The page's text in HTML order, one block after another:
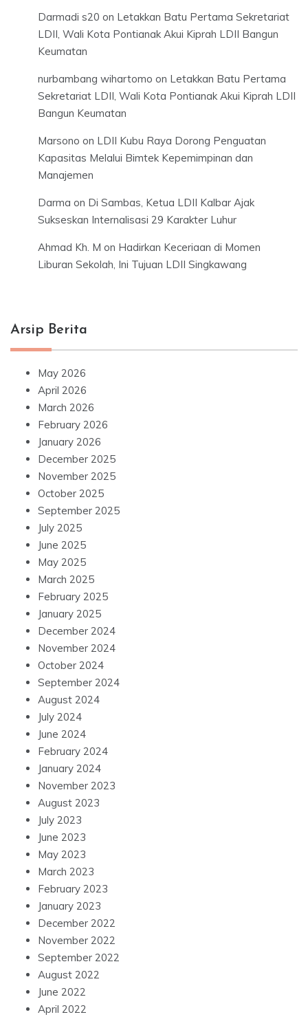
Darmadi s20 on Letakkan Batu Pertama Sekretariat
LDII, Wali Kota Pontianak Akui Kiprah LDII Bangun
Keumatan
nurbambang wihartomo on Letakkan Batu Pertama
Sekretariat LDII, Wali Kota Pontianak Akui Kiprah LDII
Bangun Keumatan
Marsono on LDII Kubu Raya Dorong Penguatan
Kapasitas Melalui Bimtek Kepemimpinan dan
Manajemen
Darma on Di Sambas, Ketua LDII Kalbar Ajak
Sukseskan Internalisasi 29 Karakter Luhur
Ahmad Kh. M on Hadirkan Keceriaan di Momen
Liburan Sekolah, Ini Tujuan LDII Singkawang
Arsip Berita
May 2026
April 2026
March 2026
February 2026
January 2026
December 2025
November 2025
October 2025
September 2025
July 2025
June 2025
May 2025
March 2025
February 2025
January 2025
December 2024
November 2024
October 2024
September 2024
August 2024
July 2024
June 2024
February 2024
January 2024
November 2023
August 2023
July 2023
June 2023
May 2023
March 2023
February 2023
January 2023
December 2022
November 2022
September 2022
August 2022
June 2022
April 2022